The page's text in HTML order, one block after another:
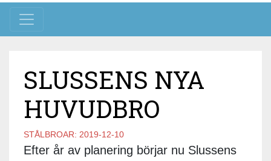
Toggle navigation
SLUSSENS NYA
HUVUDBRO
STÅLBROAR: 2019-12-10
Efter år av planering börjar nu Slussens